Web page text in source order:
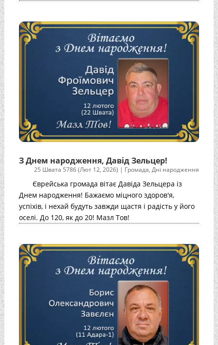
З Днем народження, Давід Зельцер!
25 Швата 5786 (Лют 12, 2026) | Громада,Дні народження
Єврейська громада вітає Давіда Зельцера із
Днем народження! Бажаємо міцного здоров'я,
успіхів, і нехай будуть завжди щастя і радість у його
оселі. До 120, як до 20! Мазл Тов!